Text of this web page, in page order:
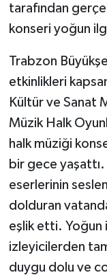
tarafından
konseri yoğun
Trabzon
etkinlikleri
Kültür ve Sanat
Müzik Halk
halk müziği
bir gece
eserlerinin
dolduran
eşlik etti.
izleyicilerden
duygu dolu ve